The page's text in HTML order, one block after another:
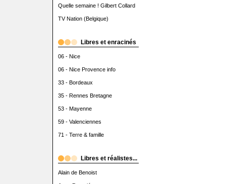
Quelle semaine ! Gilbert Collard
TV Nation (Belgique)
Libres et enracinés
06 - Nice
06 - Nice Provence info
33 - Bordeaux
35 - Rennes Bretagne
53 - Mayenne
59 - Valenciennes
71 - Terre & famille
Libres et réalistes...
Alain de Benoist